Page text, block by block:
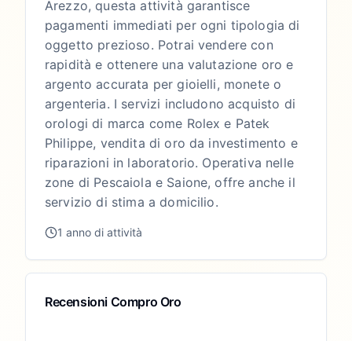
Arezzo, questa attività garantisce
pagamenti immediati per ogni tipologia di
oggetto prezioso. Potrai vendere con
rapidità e ottenere una valutazione oro e
argento accurata per gioielli, monete o
argenteria. I servizi includono acquisto di
orologi di marca come Rolex e Patek
Philippe, vendita di oro da investimento e
riparazioni in laboratorio. Operativa nelle
zone di Pescaiola e Saione, offre anche il
servizio di stima a domicilio.
1 anno di attività
Recensioni Compro Oro